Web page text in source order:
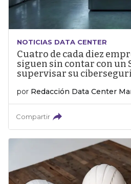
NOTICIAS DATA CENTER
Cuatro de cada diez
siguen sin contar con un
supervisar su
por Redacción Data Center
Compartir